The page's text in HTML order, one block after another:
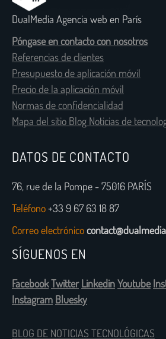
DualMedia Agencia web en París
Póngase en contacto con nosotros
Referencias de clientes
Presupuesto de aplicación móvil
Precio de la aplicación móvil
Normas de confidencialidad
Mapa del sitio Blog Noticias de
DATOS DE CONTACTO
76, rue de la Pompe - 75016 PARÍS
Teléfono+33 9 67 63 18 87
Correo electrónico
SÍGUENOS EN
FacebookTwitter LinkedinYoutube
Instagram Bluesky
BLOG DE NOTICIAS TECNOLÓGICAS